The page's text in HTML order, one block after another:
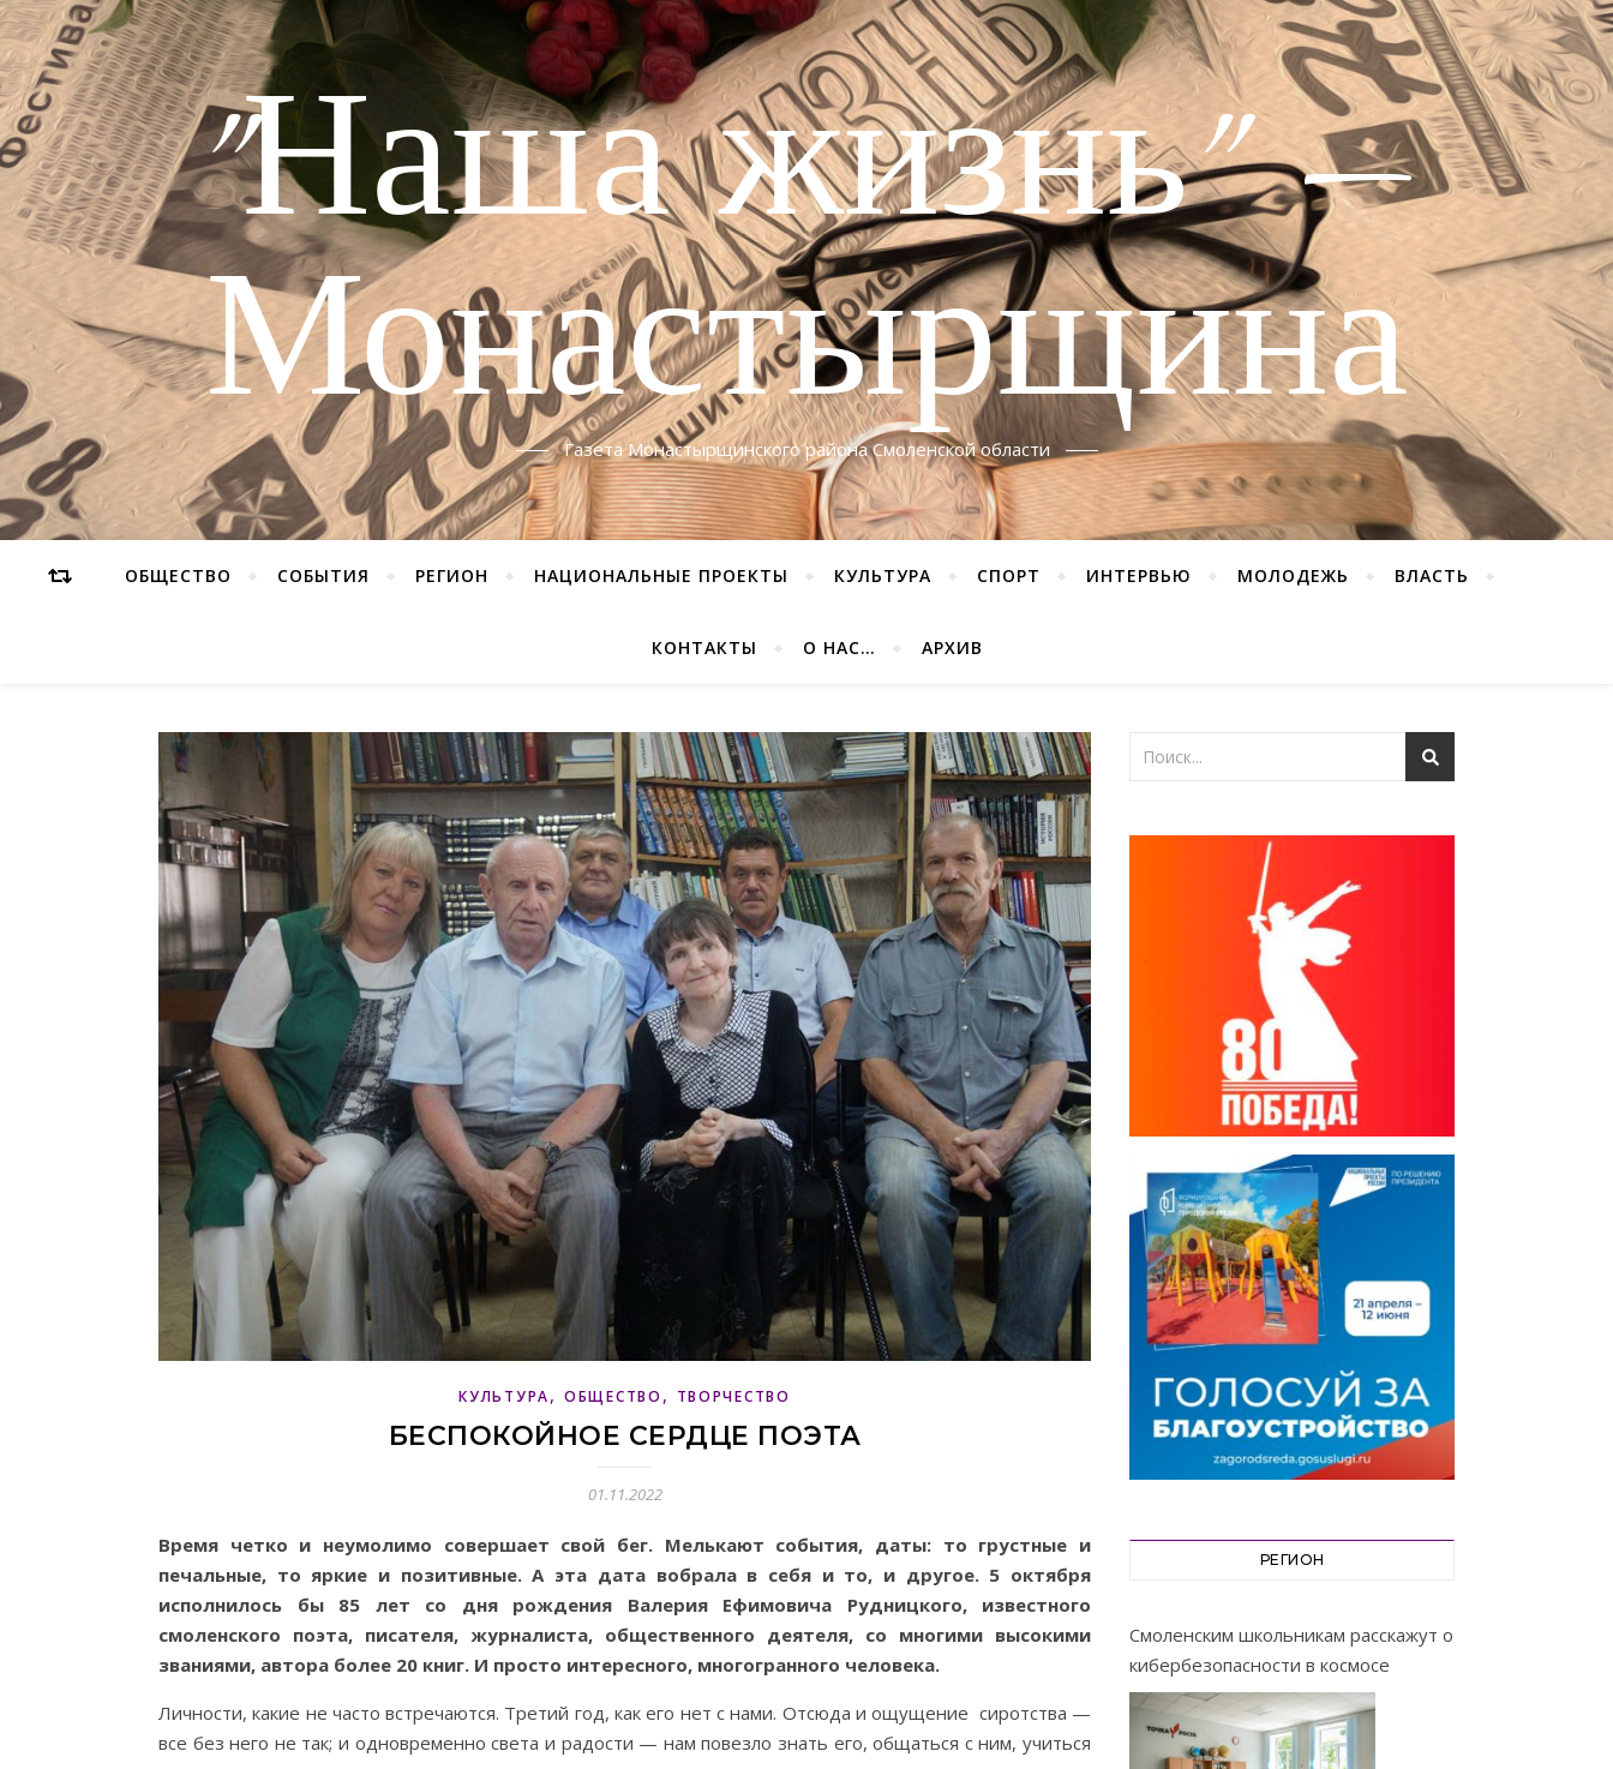
"Наша жизнь" —
Монастырщина
Газета Монастырщинского района Смоленской области
ОБЩЕСТВО СОБЫТИЯ РЕГИОН НАЦИОНАЛЬНЫЕ ПРОЕКТЫ КУЛЬТУРА СПОРТ ИНТЕРВЬЮ МОЛОДЕЖЬ ВЛАСТЬ
КОНТАКТЫ О НАС… АРХИВ
КУЛЬТУРА, ОБЩЕСТВО , ТВОРЧЕСТВО
БЕСПОКОЙНОЕ СЕРДЦЕ ПОЭТА
01.11.2022
Время четко и неумолимо совершает свой бег. Мелькают события, даты: то грустные и
печальные, то яркие и позитивные. А эта дата вобрала в себя и то, и другое. 5 октября
исполнилось бы 85 лет со дня рождения Валерия Ефимовича Рудницкого, известного
смоленского поэта, писателя, журналиста, общественного деятеля, со многими высокими
званиями, автора более 20 книг. И просто интересного, многогранного человека.
Личности, какие не часто встречаются. Третий год, как его нет с нами. Отсюда и ощущение сиротства —
все без него не так; и одновременно света и радости — нам повезло знать его, общаться с ним, учиться
РЕГИОН
Смоленским школьникам расскажут о
кибербезопасности в космосе